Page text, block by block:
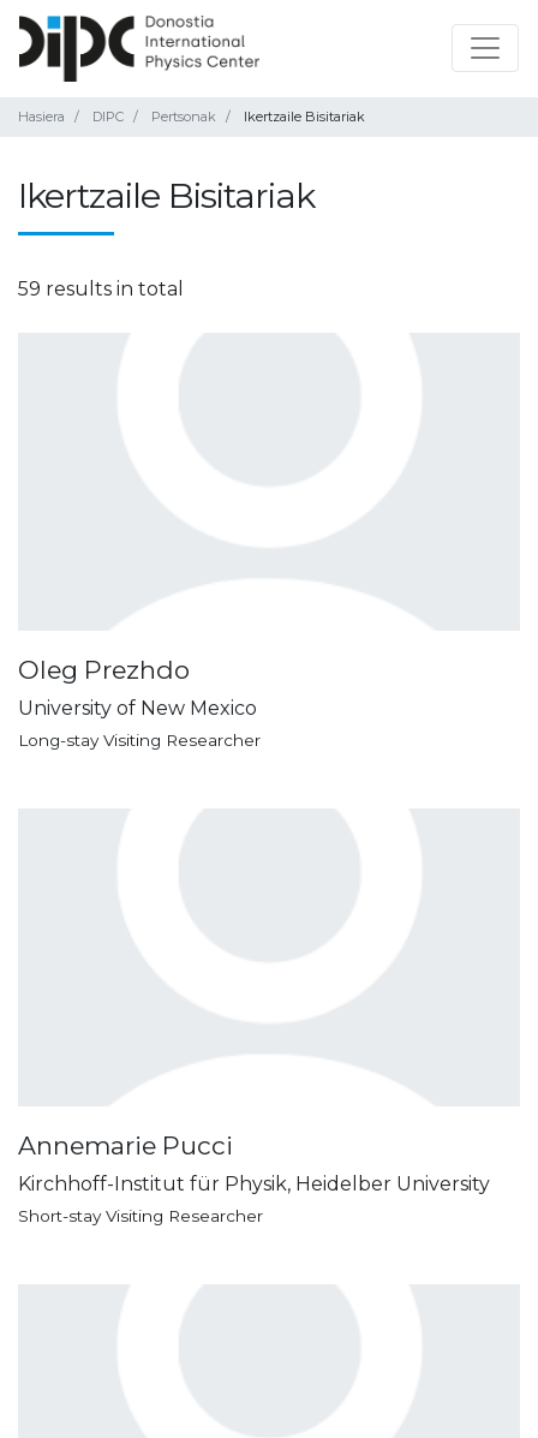
Hasiera DIPC Pertsonak Ikertzaile Bisitariak
Ikertzaile Bisitariak
59 results in total
Oleg Prezhdo
University of New Mexico
Long-stay Visiting Researcher
Annemarie Pucci
Kirchhoff-Institut für Physik, Heidelber University
Short-stay Visiting Researcher